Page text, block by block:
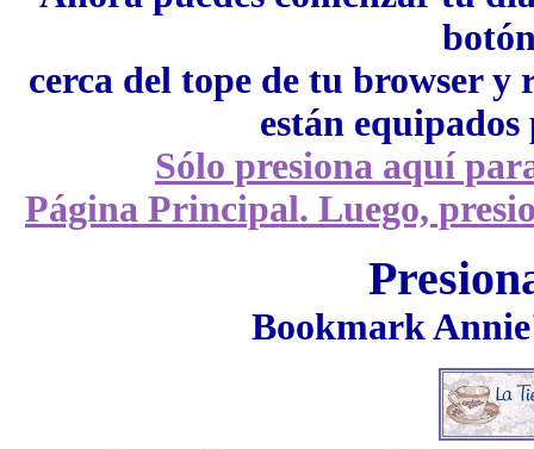
cerca del tope de tu browser y
están equipados
Sólo presiona aquí
Página Principal. Luego,
Bookmark